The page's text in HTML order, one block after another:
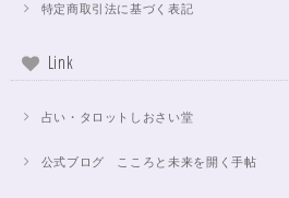
特定商取引法に基づく表記
Link
占い・タロットしおさい堂
公式ブログ こころと未来を開く手帖